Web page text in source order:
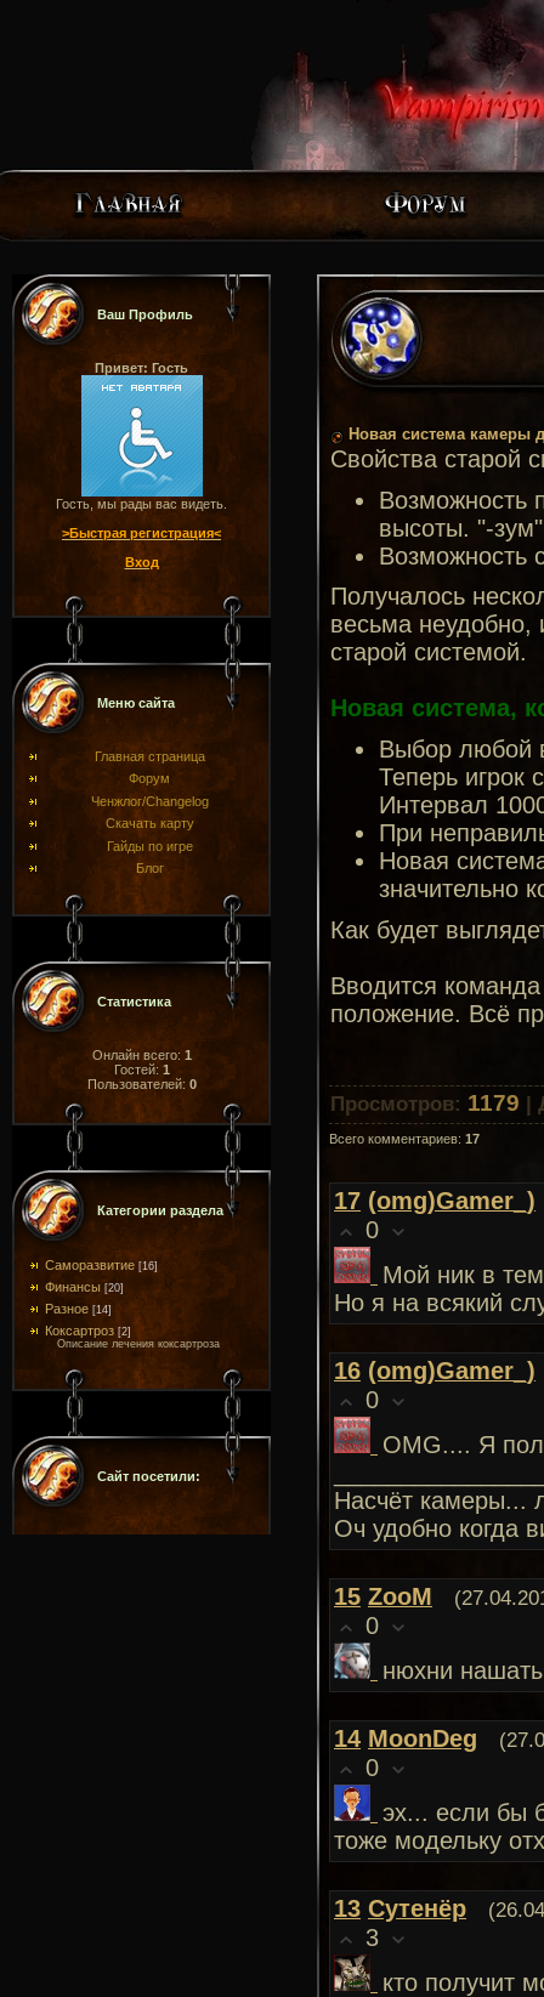
Ваш Профиль
Привет: Гость
Гость, мы рады вас видеть.
>Быстрая регистрация<
Вход
Меню сайта
Главная страница
Форум
Ченжлог/Changelog
Скачать карту
Гайды по игре
Блог
Статистика
Онлайн всего: 1
Гостей: 1
Пользователей: 0
Категории раздела
Саморазвитие [16]
Финансы [20]
Разное [14]
Коксартроз [2]
Описание лечения коксартроза
Сайт посетили:
Новая система камеры
Свойства старой
Возможность
высоты. "-
Возможность
Получалось
весьма неудобно,
старой системой.
Новая система,
Выбор любой
Теперь игрок
Интервал
При
Новая
значительно
Как будет
Вводится
положение. Всё
Просмотров: 1179 |
Всего комментариев: 17
17 (omg)Gamer_)
0
Мой ник в
Но я на всякий
16 (omg)Gamer_)
0
OMG.... Я
Насчёт камеры...
Оч удобно когда
15 ZooM
0
нюхни
14 MoonDeg
0
эх... если бы
тоже модельку
13 Сутенёр
3
кто получит